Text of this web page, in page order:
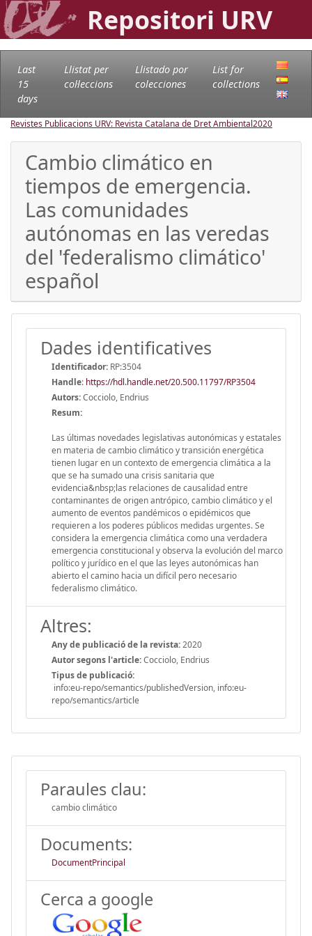
Repositori URV
Last
15
days
Llistat per
col·leccions
Llistado por
colecciones
List for
collections
Revistes Publicacions URV: Revista Catalana de Dret Ambiental2020
Cambio climático en
tiempos de emergencia.
Las comunidades
autónomas en las veredas
del 'federalismo climático'
español
Dades identificatives
Identificador: RP:3504
Handle: https://hdl.handle.net/20.500.11797/RP3504
Autors:Cocciolo, Endrius
Resum:
Las últimas novedades legislativas autonómicas y estatales
en materia de cambio climático y transición energética
tienen lugar en un contexto de emergencia climática a la
que se ha sumado una crisis sanitaria que
evidencia&nbsp;las relaciones de causalidad entre
contaminantes de origen antrópico, cambio climático y el
aumento de eventos pandémicos o epidémicos que
requieren a los poderes públicos medidas urgentes. Se
considera la emergencia climática como una verdadera
emergencia constitucional y observa la evolución del marco
político y jurídico en el que las leyes autonómicas han
abierto el camino hacia un difícil pero necesario
federalismo climático.
Altres:
Any de publicació de la revista:2020
Autor segons l'article:Cocciolo, Endrius
Tipus de publicació:
info:eu-repo/semantics/publishedVersion, info:eu-
repo/semantics/article
Paraules clau:
cambio climático
Documents:
DocumentPrincipal
Cerca a google